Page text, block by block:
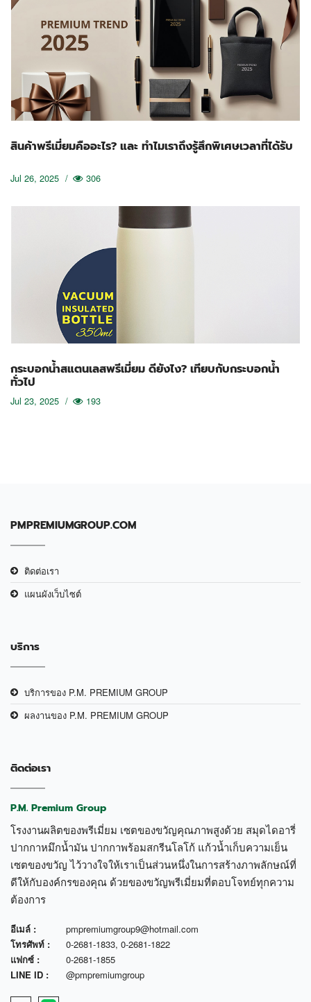
สินค้าพรีเมี่ยมคืออะไร? และ ทำไมเราถึงรู้สึกพิเศษเวลาที่ได้รับ
Jul 26, 2025 / 306
กระบอกน้ำสแตนเลสพรีเมี่ยม ดียังไง? เทียบกับกระบอกน้ำ
ทั่วไป
Jul 23, 2025 / 193
PMPREMIUMGROUP.COM
ติดต่อเรา
แผนผังเว็บไซต์
บริการ
บริการของ P.M. PREMIUM GROUP
ผลงานของ P.M. PREMIUM GROUP
ติดต่อเรา
P.M. Premium Group
โรงงานผลิตของพรีเมี่ยม เซตของขวัญคุณภาพสูงด้วย สมุดไดอารี่
ปากกาหมึกน้ำมัน ปากกาพร้อมสกรีนโลโก้ แก้วน้ำเก็บความเย็น
เซตของขวัญ ไว้วางใจให้เราเป็นส่วนหนึ่งในการสร้างภาพลักษณ์ที่
ดีให้กับองค์กรของคุณ ด้วยของขวัญพรีเมี่ยมที่ตอบโจทย์ทุกความ
ต้องการ
อีเมล์ :
pmpremiumgroup9@hotmail.com
โทรศัพท์ :
0-2681-1833, 0-2681-1822
แฟกซ์ :
0-2681-1855
LINE ID :
@pmpremiumgroup